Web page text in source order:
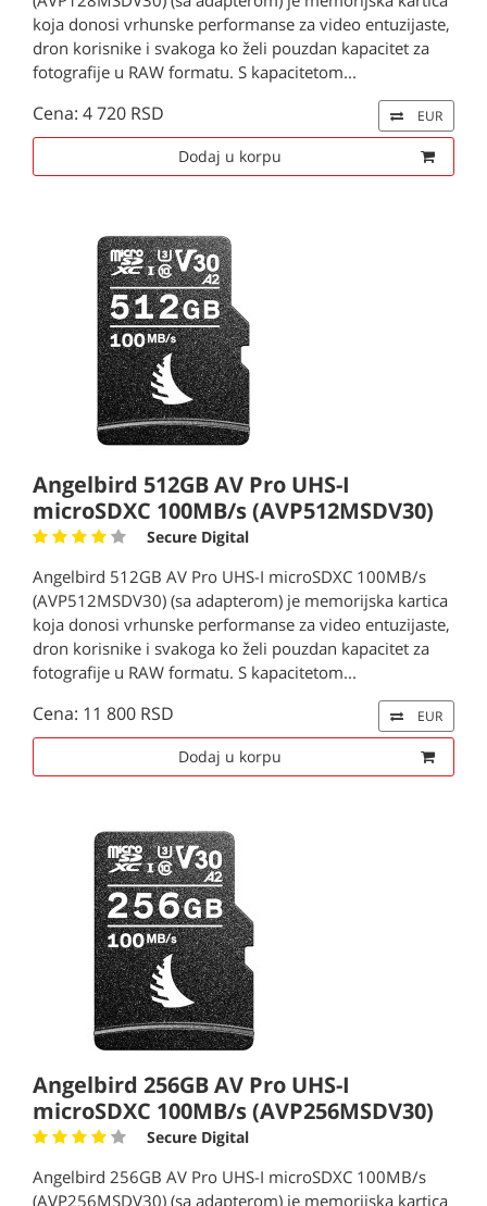
koja donosi vrhunske performanse za video entuzijaste,
dron korisnike i svakoga ko želi pouzdan kapacitet za
fotografije u RAW formatu. S kapacitetom...
Cena: 4 720 RSD EUR
Dodaj u korpu
Angelbird 512GB AV Pro UHS-I
microSDXC 100MB/s (AVP512MSDV30)
Secure Digital
Angelbird 512GB AV Pro UHS-I microSDXC 100MB/s
(AVP512MSDV30) (sa adapterom) je memorijska kartica
koja donosi vrhunske performanse za video entuzijaste,
dron korisnike i svakoga ko želi pouzdan kapacitet za
fotografije u RAW formatu. S kapacitetom...
Cena: 11 800 RSD EUR
Dodaj u korpu
Angelbird 256GB AV Pro UHS-I
microSDXC 100MB/s (AVP256MSDV30)
Secure Digital
Angelbird 256GB AV Pro UHS-I microSDXC 100MB/s
(AVP256MSDV30) (sa adapterom) je memorijska kartica